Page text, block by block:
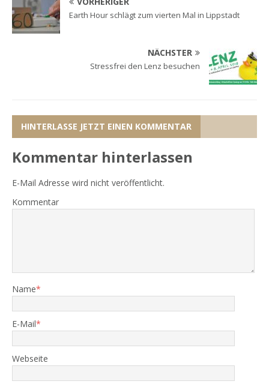
Earth Hour schlägt zum vierten Mal in Lippstadt
NÄCHSTER
Stressfrei den Lenz besuchen
HINTERLASSE JETZT EINEN KOMMENTAR
Kommentar hinterlassen
E-Mail Adresse wird nicht veröffentlicht.
Kommentar
Name*
E-Mail*
Webseite